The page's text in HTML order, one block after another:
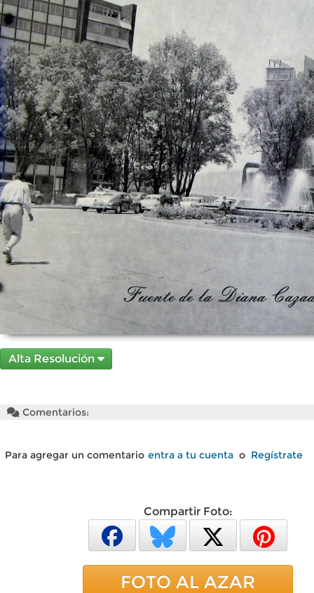
Alta Resolución
Comentarios:
Para agregar un comentario entra a tu cuenta o Regístrate
Compartir Foto:
FOTO AL AZAR